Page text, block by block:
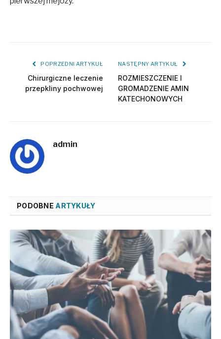
POPRZEDNI ARTYKUŁ
Chirurgiczne leczenie
przepkliny pochwowej
NASTĘPNY ARTYKUŁ
ROZMIESZCZENIE I
GROMADZENIE AMIN
KATECHONOWYCH
admin
PODOBNE ARTYKUŁY